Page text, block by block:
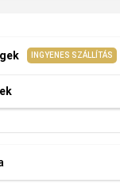
INGYENES SZÁLLÍTÁS